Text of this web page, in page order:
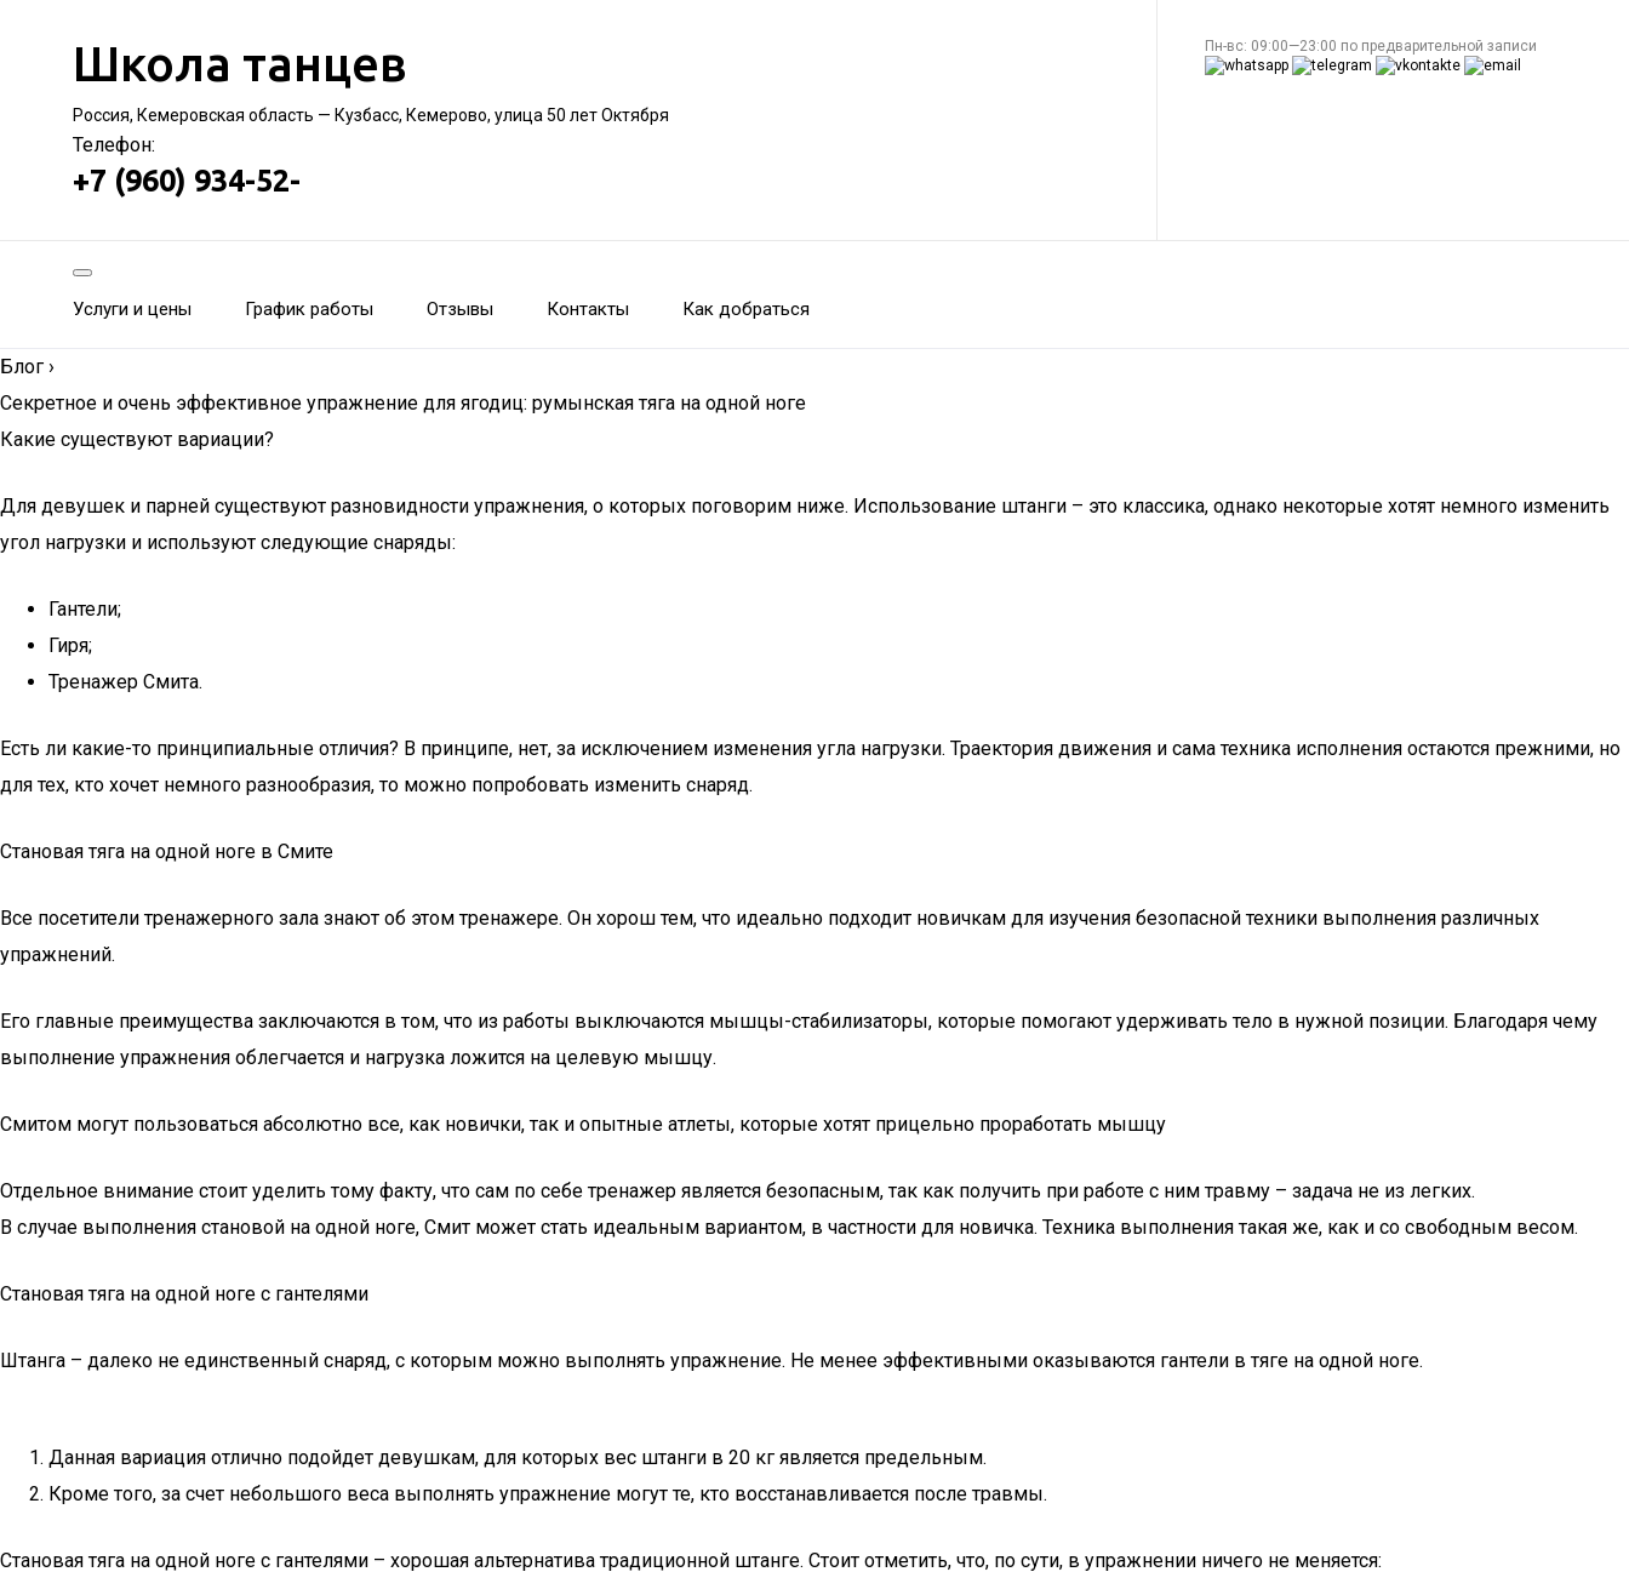
Школа танцев
Россия, Кемеровская область — Кузбасс, Кемерово, улица 50 лет Октября
Телефон:
+7 (960) 934-52-
Пн-вс: 09:00—23:00 по предварительной записи
Услуги и цены График работы Отзывы Контакты Как добраться
Блог ›
Секретное и очень эффективное упражнение для ягодиц: румынская тяга на одной ноге
Какие существуют вариации?
Для девушек и парней существуют разновидности упражнения, о которых поговорим ниже. Использование штанги – это классика, однако некоторые хотят немного изменить
угол нагрузки и используют следующие снаряды:
Гантели;
Гиря;
Тренажер Смита.
Есть ли какие-то принципиальные отличия? В принципе, нет, за исключением изменения угла нагрузки. Траектория движения и сама техника исполнения остаются прежними, но
для тех, кто хочет немного разнообразия, то можно попробовать изменить снаряд.
Становая тяга на одной ноге в Смите
Все посетители тренажерного зала знают об этом тренажере. Он хорош тем, что идеально подходит новичкам для изучения безопасной техники выполнения различных
упражнений.
Его главные преимущества заключаются в том, что из работы выключаются мышцы-стабилизаторы, которые помогают удерживать тело в нужной позиции. Благодаря чему
выполнение упражнения облегчается и нагрузка ложится на целевую мышцу.
Смитом могут пользоваться абсолютно все, как новички, так и опытные атлеты, которые хотят прицельно проработать мышцу
Отдельное внимание стоит уделить тому факту, что сам по себе тренажер является безопасным, так как получить при работе с ним травму – задача не из легких.
В случае выполнения становой на одной ноге, Смит может стать идеальным вариантом, в частности для новичка. Техника выполнения такая же, как и со свободным весом.
Становая тяга на одной ноге с гантелями
Штанга – далеко не единственный снаряд, с которым можно выполнять упражнение. Не менее эффективными оказываются гантели в тяге на одной ноге.
Данная вариация отлично подойдет девушкам, для которых вес штанги в 20 кг является предельным.
Кроме того, за счет небольшого веса выполнять упражнение могут те, кто восстанавливается после травмы.
Становая тяга на одной ноге с гантелями – хорошая альтернатива традиционной штанге. Стоит отметить, что, по сути, в упражнении ничего не меняется: